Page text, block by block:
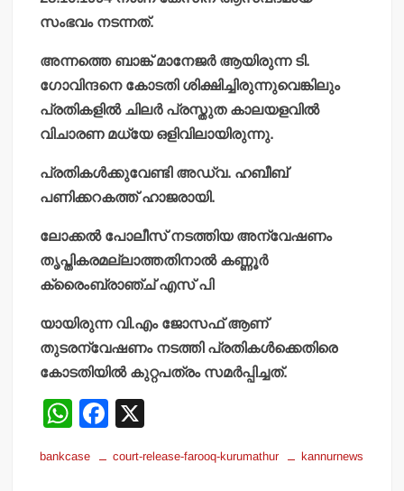
സംഭവം നടന്നത്.
അന്നത്തെ ബാങ്ക് മാനേജര്‍ ആയിരുന്ന ടി.
ഗോവിന്ദനെ കോടതി ശിക്ഷിച്ചിരുന്നുവെങ്കിലും
പ്രതികളില്‍ ചിലര്‍ പ്രസ്തുത കാലയളവില്‍
വിചാരണ മധ്യേ ഒളിവിലായിരുന്നു.
പ്രതികള്‍ക്കുവേണ്ടി അഡ്വ. ഹബീബ്
പണിക്കറകത്ത് ഹാജരായി.
ലോക്കല്‍ പോലീസ് നടത്തിയ അന്വേഷണം
തൃപ്തികരമല്ലാത്തതിനാല്‍ കണ്ണൂര്‍
ക്രൈംബ്രാഞ്ച് എസ് പി
യായിരുന്ന വി.എം ജോസഫ് ആണ്
തുടരന്വേഷണം നടത്തി പ്രതികള്‍ക്കെതിരെ
കോടതിയില്‍ കുറ്റപത്രം സമര്‍പ്പിച്ചത്.
W
at
F
c
bankcase court-release-farooq-kurumathur kannurnews